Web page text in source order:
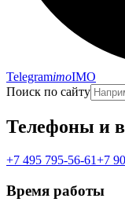
TelegramimoIMO
Поиск по сайту
Телефоны и
+7 495 795-56-61+7
Время работы